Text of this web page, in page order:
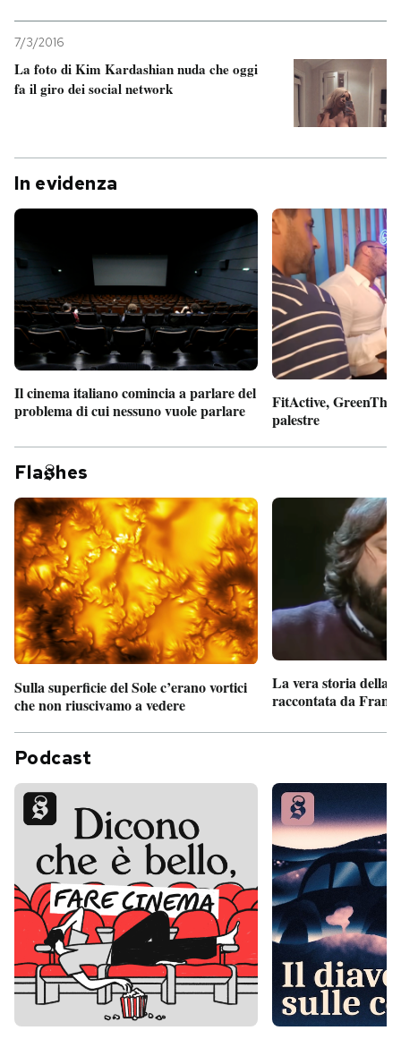
7/3/2016
La foto di Kim Kardashian nuda che oggi
fa il giro dei social network
In evidenza
Il cinema italiano comincia a parlare del
problema di cui nessuno vuole parlare
FitActive,
palestre
Fla hes
Sulla superficie del Sole c’erano vortici
che non riuscivamo a vedere
La vera storia della
raccontata da
Podcast